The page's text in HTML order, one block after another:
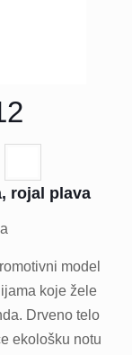
rojal plava
model
koje žele
Drveno telo
ekološku notu